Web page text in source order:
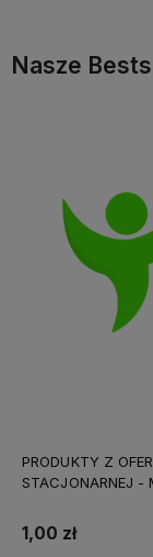
Nasze
PRODUKTY Z
STACJONARNEJ -
1,00 zł